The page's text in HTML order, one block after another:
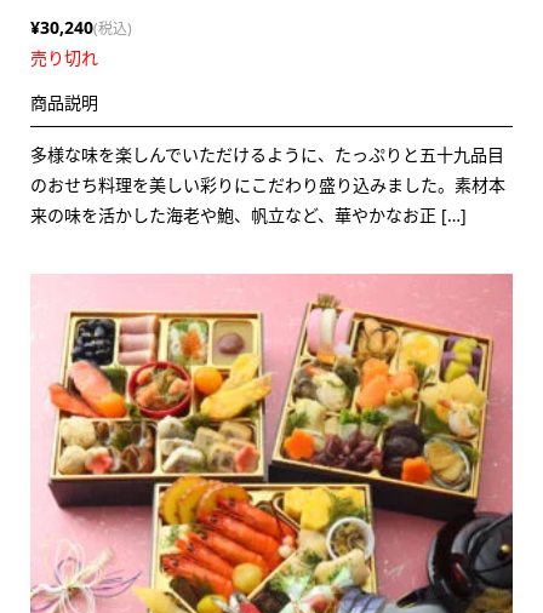
¥30,240(税込)
売り切れ
商品説明
多様な味を楽しんでいただけるように、たっぷりと五十九品目
のおせち料理を美しい彩りにこだわり盛り込みました。素材本
来の味を活かした海老や鮑、帆立など、華やかなお正 […]